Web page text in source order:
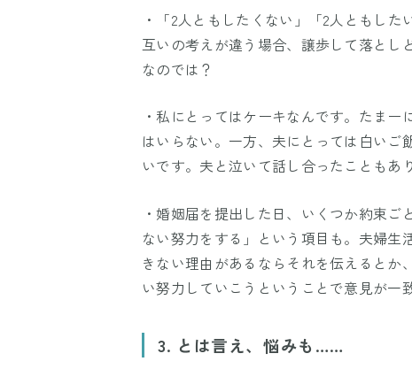
・「2人ともしたくない」「2人ともし
互いの考えが違う場合、譲歩して落と
なのでは？
・私にとってはケーキなんです。たま
はいらない。一方、夫にとっては白い
いです。夫と泣いて話し合ったこともあ
・婚姻届を提出した日、いくつか約束
ない努力をする」という項目も。夫婦
きない理由があるならそれを伝えると
い努力していこうということで意見が一
3. とは言え、悩みも……